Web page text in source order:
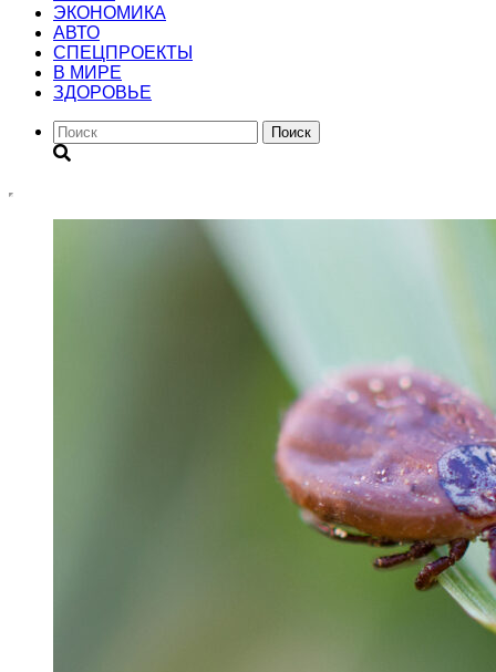
ЭКОНОМИКА
АВТО
СПЕЦПРОЕКТЫ
В МИРЕ
ЗДОРОВЬЕ
Поиск